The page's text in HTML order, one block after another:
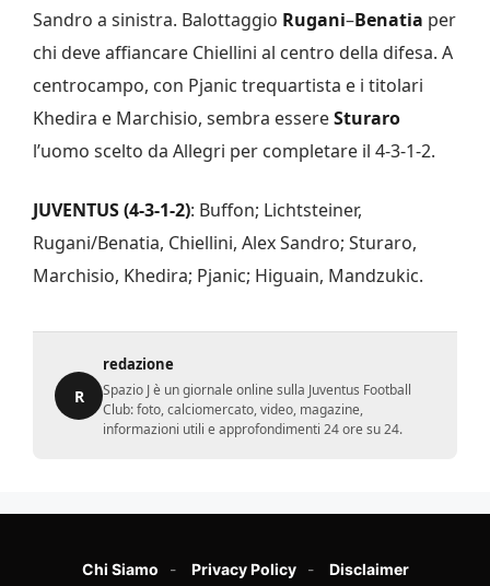
Sandro a sinistra. Balottaggio Rugani–Benatia per
chi deve affiancare Chiellini al centro della difesa. A
centrocampo, con Pjanic trequartista e i titolari
Khedira e Marchisio, sembra essereSturaro
l’uomo scelto da Allegri per completare il 4-3-1-2.
JUVENTUS(4-3-1-2): Buffon; Lichtsteiner,
Rugani/Benatia, Chiellini, Alex Sandro; Sturaro,
Marchisio, Khedira; Pjanic; Higuain, Mandzukic.
R
redazione
Spazio J è un giornale online sulla Juventus Football
Club: foto, calciomercato, video, magazine,
informazioni utili e approfondimenti 24 ore su 24.
Chi Siamo Privacy Policy Disclaimer